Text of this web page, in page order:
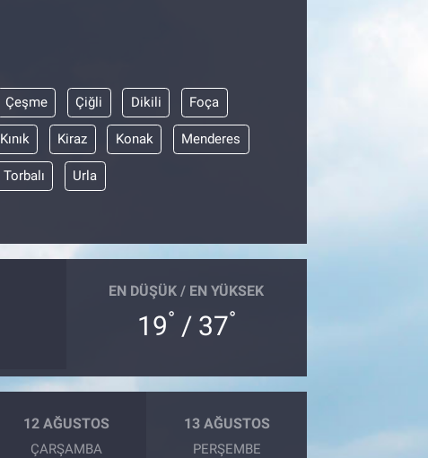
Çeşme Çiğli Dikili Foça
Kınık Kiraz Konak Menderes
Torbalı Urla
EN DÜŞÜK / EN YÜKSEK
19° / 37°
12 AĞUSTOS
ÇARŞAMBA
13 AĞUSTOS
PERŞEMBE